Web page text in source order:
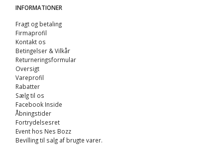
INFORMATIONER
Fragt og betaling
Firmaprofil
Kontakt os
Betingelser & Vilkår
Returneringsformular
Oversigt
Vareprofil
Rabatter
Sælg til os
Facebook Inside
Åbningstider
Fortrydelsesret
Event hos Nes Bozz
Bevilling til salg af brugte varer.